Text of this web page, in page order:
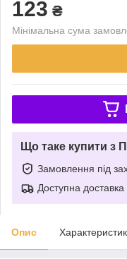
123 ₴
Мінімальна сума
Що таке купити з
Замовлення під
Доступна доставка
Опис